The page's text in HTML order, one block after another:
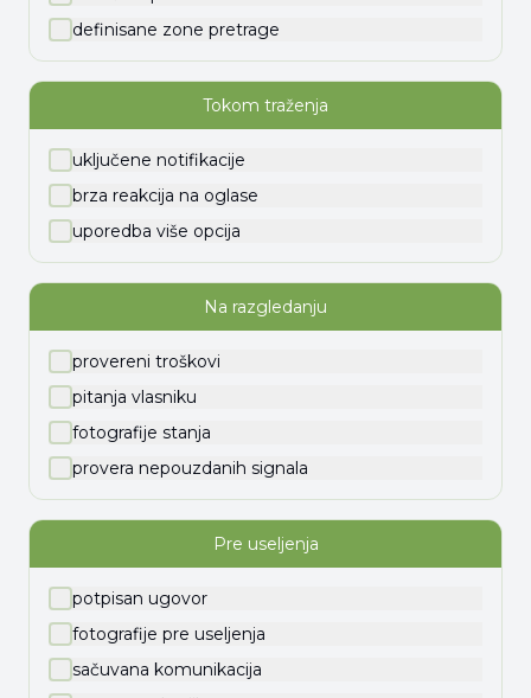
definisane zone pretrage
Tokom traženja
uključene notifikacije
brza reakcija na oglase
uporedba više opcija
Na razgledanju
provereni troškovi
pitanja vlasniku
fotografije stanja
provera nepouzdanih signala
Pre useljenja
potpisan ugovor
fotografije pre useljenja
sačuvana komunikacija